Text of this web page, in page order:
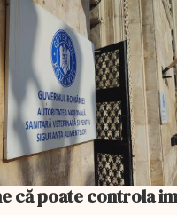
că poate controla